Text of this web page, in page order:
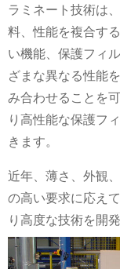
ラミネート技術は
料、性能を複合す
い機能、保護フィ
ざまな異なる性能
み合わせることを
り高性能な保護フ
きます。
近年、薄さ、外観
の高い要求に応え
り高度な技術を開